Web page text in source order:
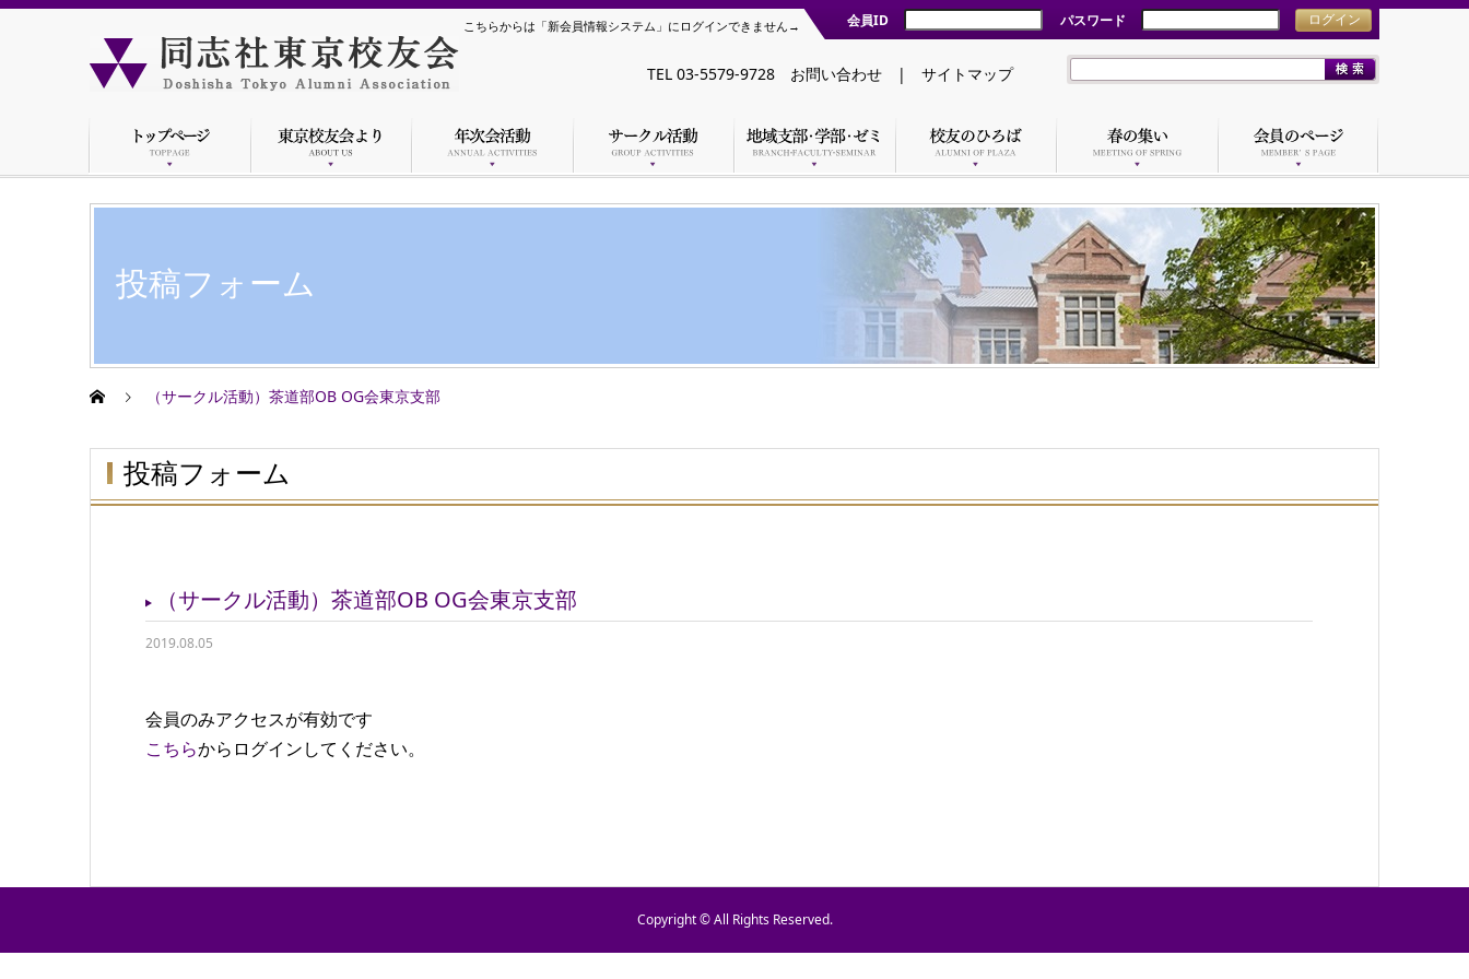
こちらからは「新会員情報システム」にログインできません→ 会員ID パスワード ログイン
TEL 03-5579-9728 お問い合わせ | サイトマップ
投稿フォーム
（サークル活動）茶道部OB OG会東京支部
投稿フォーム
（サークル活動）茶道部OB OG会東京支部
2019.08.05
会員のみアクセスが有効です
こちらからログインしてください。
Copyright © All Rights Reserved.